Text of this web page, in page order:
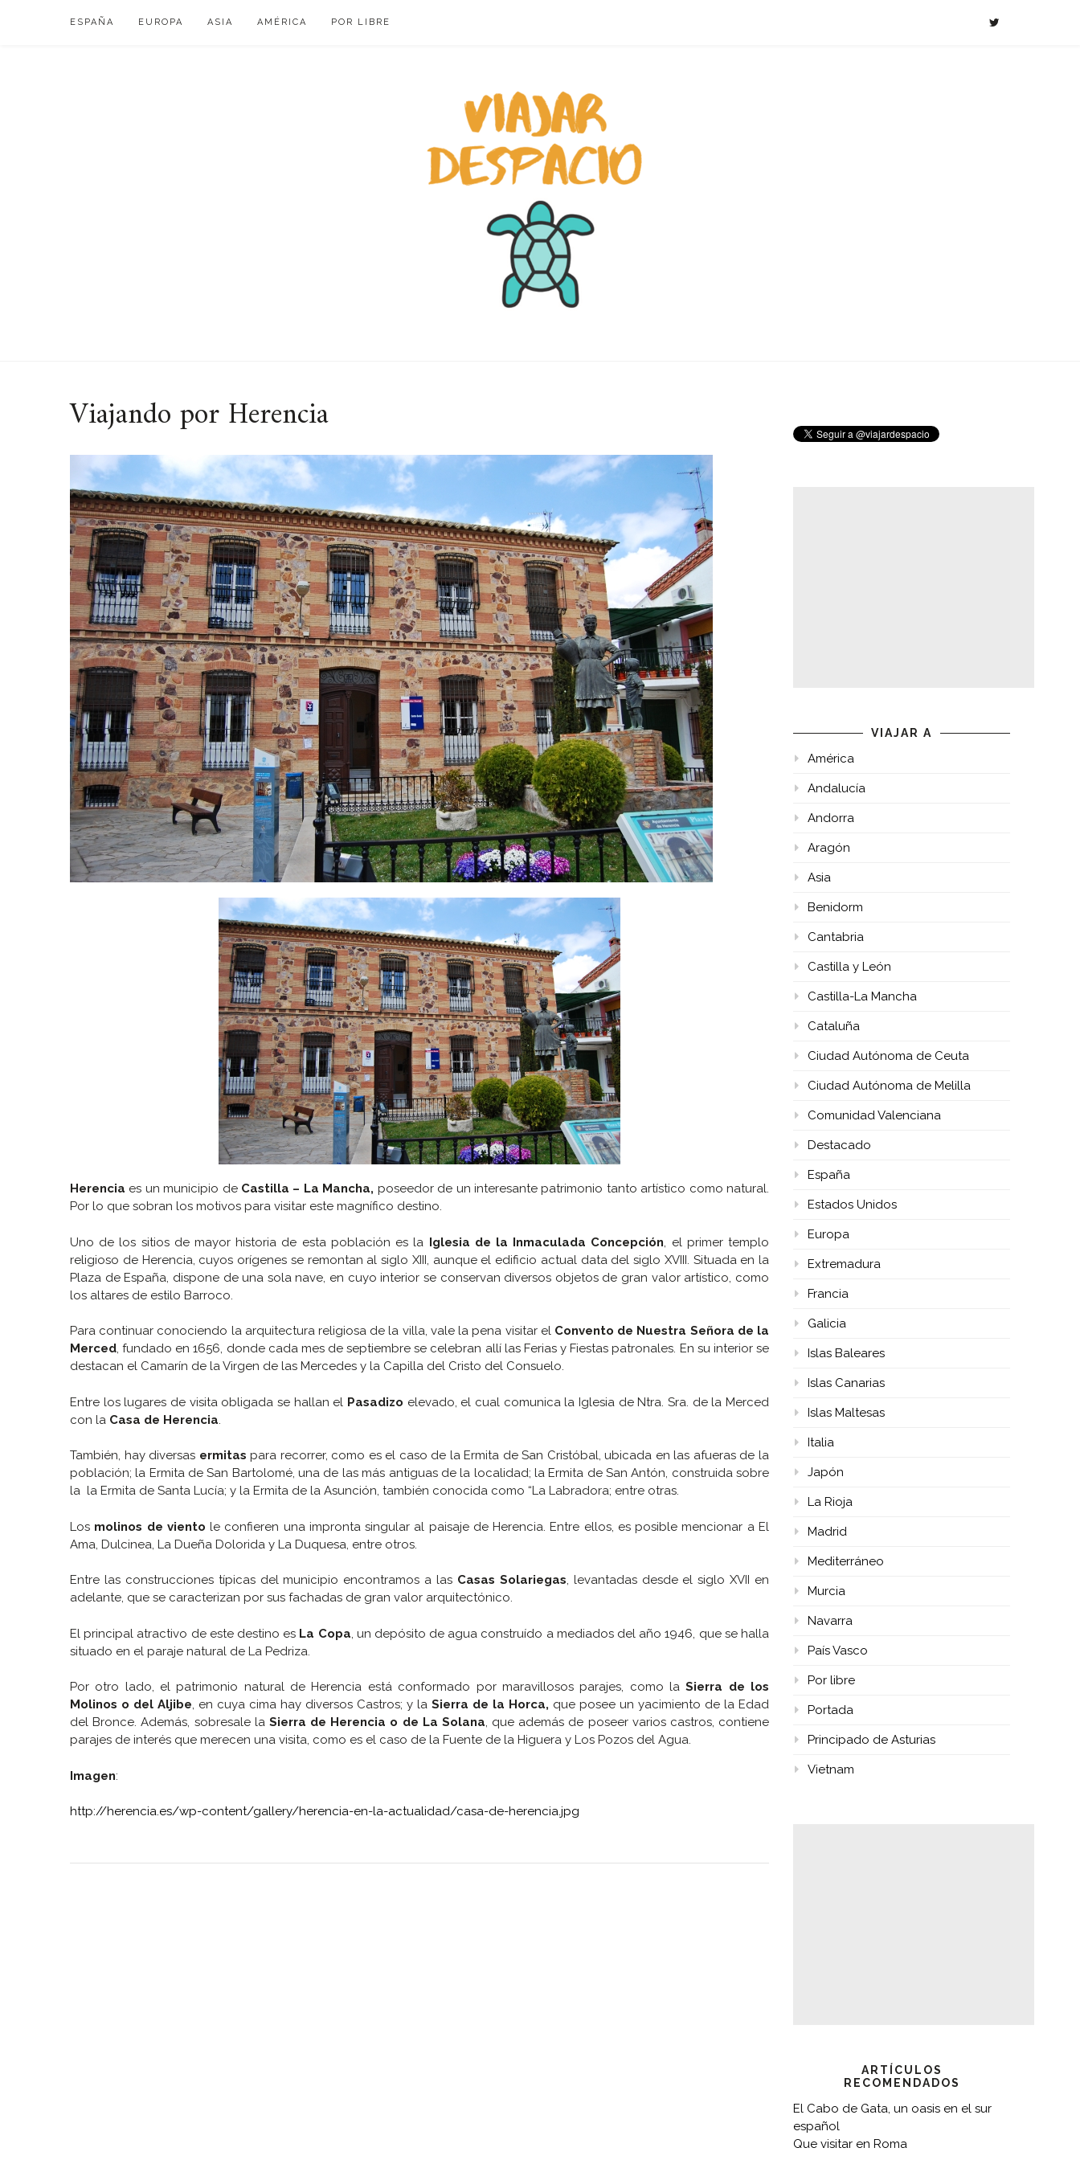
ESPAÑA EUROPA ASIA AMÉRICA POR LIBRE
Viajando por Herencia
Herencia es un municipio de Castilla – La Mancha, poseedor de un interesante patrimonio tanto artístico como natural.
Por lo que sobran los motivos para visitar este magnífico destino.
Uno de los sitios de mayor historia de esta población es la Iglesia de la Inmaculada Concepción , el primer templo
religioso de Herencia, cuyos orígenes se remontan al siglo XIII, aunque el edificio actual data del siglo XVIII. Situada en la
Plaza de España, dispone de una sola nave, en cuyo interior se conservan diversos objetos de gran valor artístico, como
los altares de estilo Barroco.
Para continuar conociendo la arquitectura religiosa de la villa, vale la pena visitar el Convento de Nuestra Señora de la
Merced, fundado en 1656, donde cada mes de septiembre se celebran allí las Ferias y Fiestas patronales. En su interior se
destacan el Camarín de la Virgen de las Mercedes y la Capilla del Cristo del Consuelo.
Entre los lugares de visita obligada se hallan el Pasadizo elevado, el cual comunica la Iglesia de Ntra. Sra. de la Merced
con la Casa de Herencia
También, hay diversas ermitas para recorrer, como es el caso de la Ermita de San Cristóbal, ubicada en las afueras de la
población; la Ermita de San Bartolomé, una de las más antiguas de la localidad; la Ermita de San Antón, construida sobre
la la Ermita de Santa Lucía; y la Ermita de la Asunción, también conocida como “La Labradora; entre otras.
Los molinos de viento le confieren una impronta singular al paisaje de Herencia. Entre ellos, es posible mencionar a El
Ama, Dulcinea, La Dueña Dolorida y La Duquesa, entre otros.
Entre las construcciones típicas del municipio encontramos a las Casas Solariegas, levantadas desde el siglo XVII en
adelante, que se caracterizan por sus fachadas de gran valor arquitectónico.
El principal atractivo de este destino es La Copa , un depósito de agua construído a mediados del año 1946, que se halla
situado en el paraje natural de La Pedriza.
Por otro lado, el patrimonio natural de Herencia está conformado por maravillosos parajes, como laSierra de los
Molinos o del Aljibe, en cuya cima hay diversos Castros; y la Sierra de la Horca, que posee un yacimiento de la Edad
del Bronce. Además, sobresale la Sierra de Herencia o de La Solana, que además de poseer varios castros, contiene
parajes de interés que merecen una visita, como es el caso de la Fuente de la Higuera y Los Pozos del Agua.
Imagen:
http://herencia.es/wp-content/gallery/herencia-en-la-actualidad/casa-de-herencia.jpg
VIAJAR A
América
Andalucía
Andorra
Aragón
Asia
Benidorm
Cantabria
Castilla y León
Castilla-La Mancha
Cataluña
Ciudad Autónoma de Ceuta
Ciudad Autónoma de Melilla
Comunidad Valenciana
Destacado
España
Estados Unidos
Europa
Extremadura
Francia
Galicia
Islas Baleares
Islas Canarias
Islas Maltesas
Italia
Japón
La Rioja
Madrid
Mediterráneo
Murcia
Navarra
País Vasco
Por libre
Portada
Principado de Asturias
Vietnam
ARTÍCULOS
RECOMENDADOS
El Cabo de Gata, un oasis en el sur
español
Que visitar en Roma